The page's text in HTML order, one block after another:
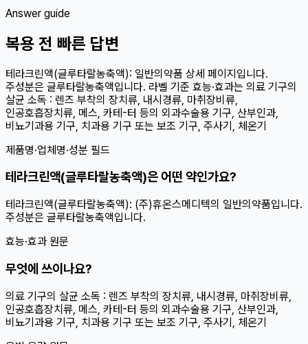
Answer guide
복용 전 빠른 답변
테라크린액(글루타랄농축액): 일반의약품 상세 페이지입니다.
주성분은 글루타랄농축액입니다. 라벨 기준 효능·효과는 의료 기구의
살균 소독 : 렌즈 부착의 장치류, 내시경류, 마취장비류,
인공호흡장치류, 메스, 카테-터 등의 외과수술용 기구, 산부인과,
비뇨기과용 기구, 치과용 기구 또는 보조 기구, 주사기, 체온기
제품명·업체명·성분 필드
테라크린액(글루타랄농축액)은 어떤 약인가요?
테라크린액(글루타랄농축액): (주)휴온스메디텍의 일반의약품입니다.
주성분은 글루타랄농축액입니다.
효능·효과 원문
무엇에 쓰이나요?
의료 기구의 살균 소독 : 렌즈 부착의 장치류, 내시경류, 마취장비류,
인공호흡장치류, 메스, 카테-터 등의 외과수술용 기구, 산부인과,
비뇨기과용 기구, 치과용 기구 또는 보조 기구, 주사기, 체온기